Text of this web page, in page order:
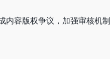
内容版权争议，加强审核机制